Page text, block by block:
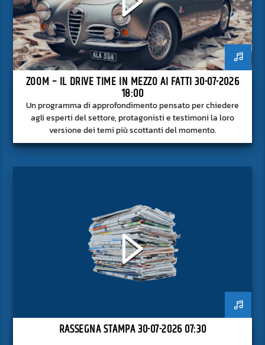
ZOOM – IL DRIVE TIME IN MEZZO AI FATTI 30-07-2026
18:00
Un programma di approfondimento pensato per chiedere
agli esperti del settore, protagonisti e testimoni la loro
versione dei temi più scottanti del momento.
RASSEGNA STAMPA 30-07-2026 07:30